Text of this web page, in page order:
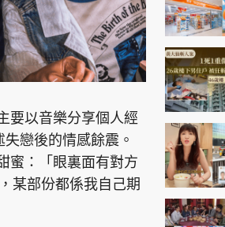
星島日報 頭條日報 星島環球
要以音樂分享個人經
戀後的情感餘震。
蜜：「眼裏面有對方
某部份都係我自己期